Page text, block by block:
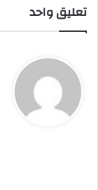
تعليق واحد